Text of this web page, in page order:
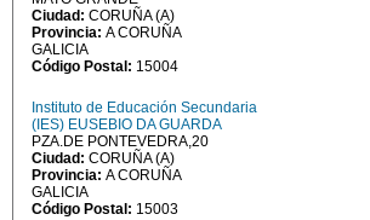
Ciudad: CORUÑA (A)
Provincia: A CORUÑA
GALICIA
Código Postal: 15004
Instituto de Educación Secundaria
(IES) EUSEBIO DA GUARDA
PZA.DE PONTEVEDRA,20
Ciudad: CORUÑA (A)
Provincia: A CORUÑA
GALICIA
Código Postal: 15003